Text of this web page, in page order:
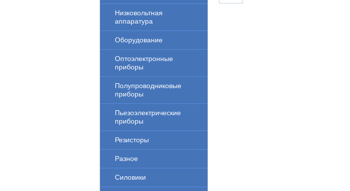
Низковольтная
аппаратура
Оборудование
Оптоэлектронные
приборы
Полупроводниковые
приборы
Пьезоэлектрические
приборы
Резисторы
Разное
Силовики